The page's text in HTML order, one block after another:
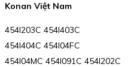
Konan Việt Nam
454I203C 454I403C
454I404C 454I04FC
454I04MC 454I091C 454I202C